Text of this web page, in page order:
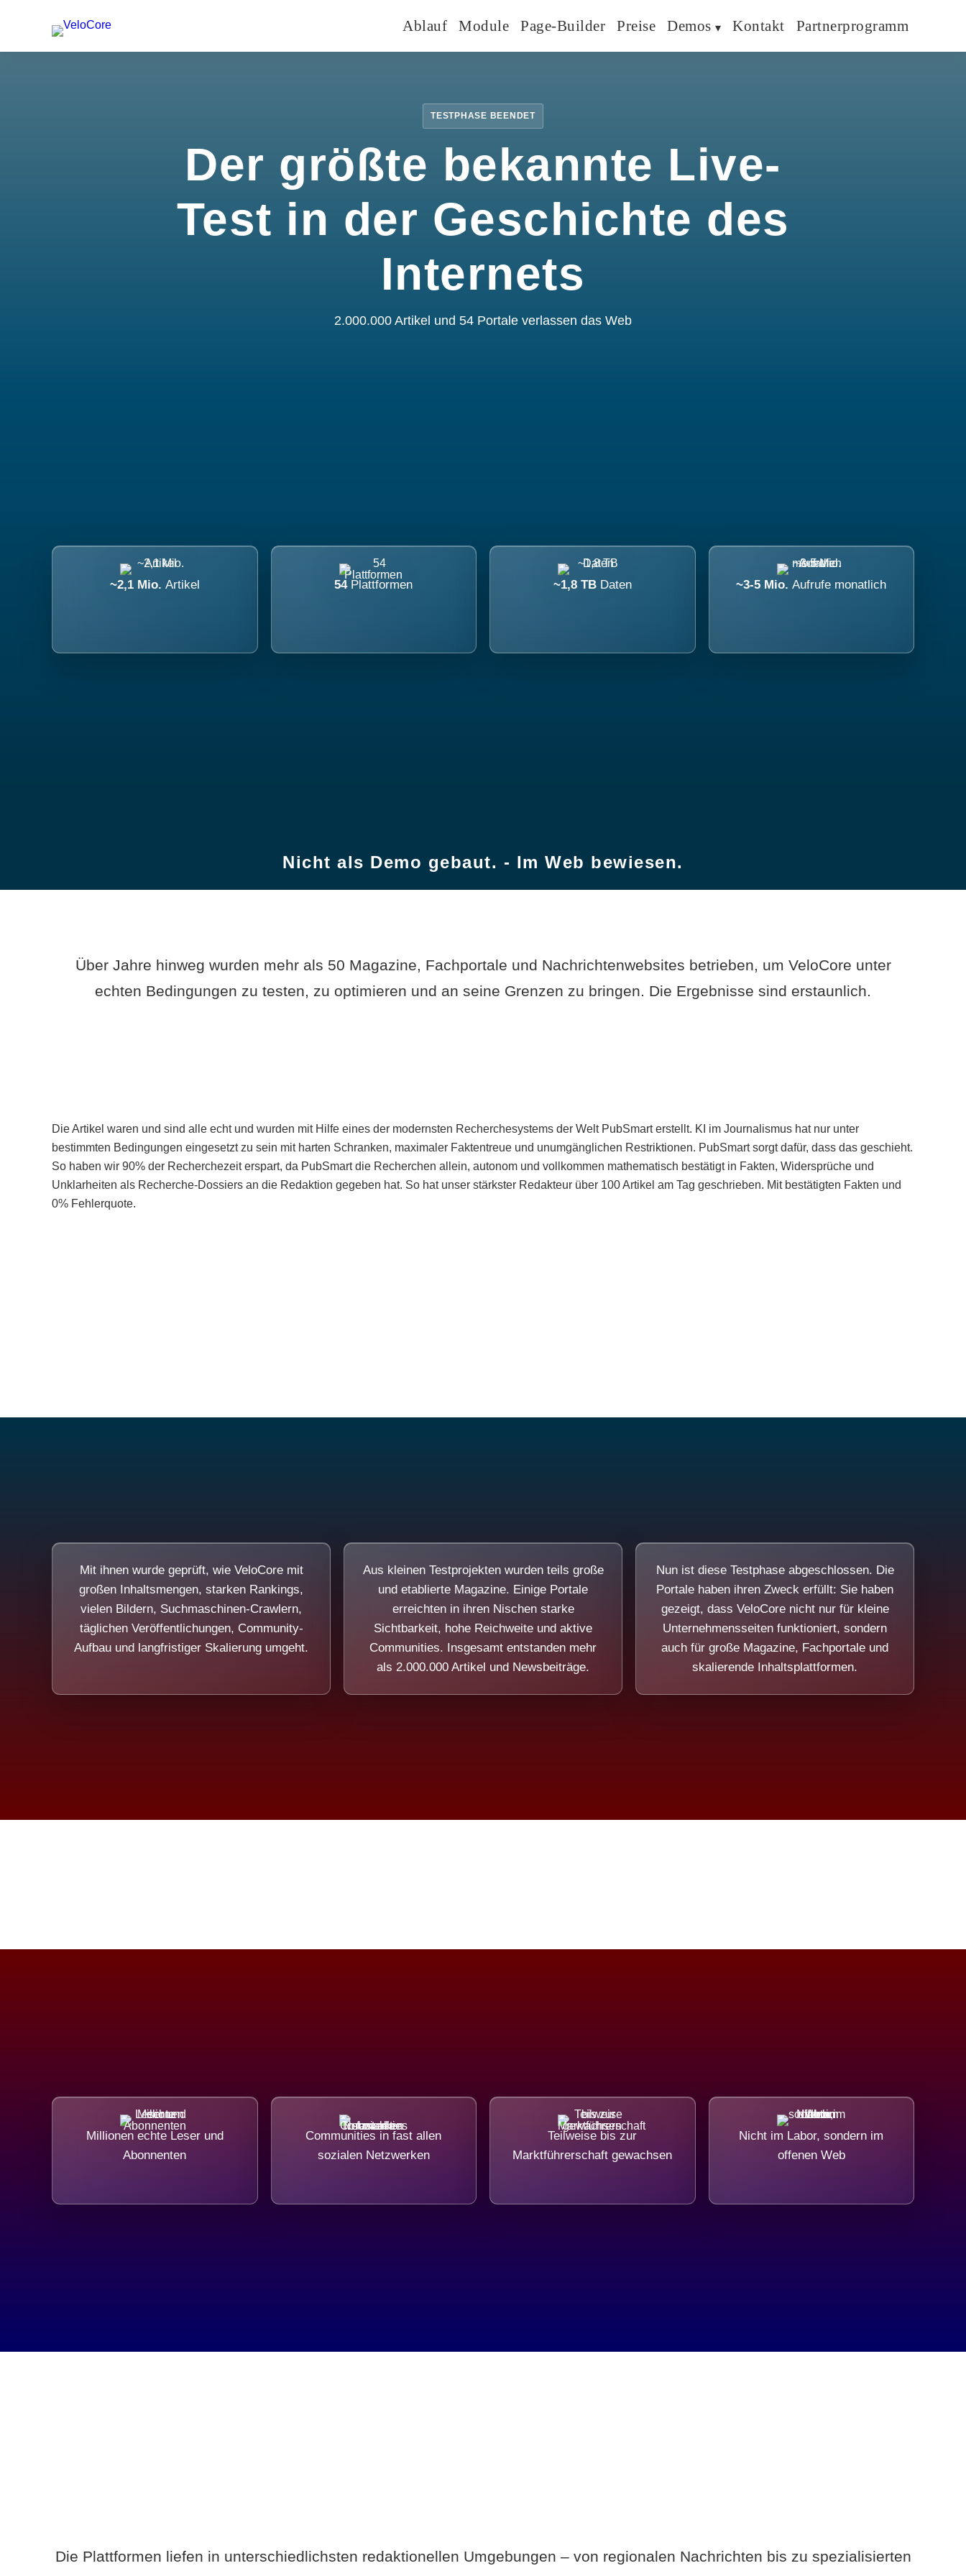
Ablauf Module Page-Builder Preise Demos Kontakt Partnerprogramm
TESTPHASE BEENDET
Der größte bekannte Live-
Test in der Geschichte des
Internets
2.000.000 Artikel und 54 Portale verlassen das Web
~2,1 Mio. Artikel 54 Plattformen ~1,8 TB Daten ~3-5 Mio.Aufrufe monatlich
Nicht als Demo gebaut. - Im Web bewiesen.
Über Jahre hinweg wurden mehr als 50 Magazine, Fachportale und Nachrichtenwebsites betrieben, um VeloCore unter
echten Bedingungen zu testen, zu optimieren und an seine Grenzen zu bringen. Die Ergebnisse sind erstaunlich.
Die Artikel waren und sind alle echt und wurden mit Hilfe eines der modernsten Recherchesystems der Welt PubSmart erstellt. KI im Journalismus hat nur unter
bestimmten Bedingungen eingesetzt zu sein mit harten Schranken, maximaler Faktentreue und unumgänglichen Restriktionen. PubSmart sorgt dafür, dass das geschieht.
So haben wir 90% der Recherchezeit erspart, da PubSmart die Recherchen allein, autonom und vollkommen mathematisch bestätigt in Fakten, Widersprüche und
Unklarheiten als Recherche-Dossiers an die Redaktion gegeben hat. So hat unser stärkster Redakteur über 100 Artikel am Tag geschrieben. Mit bestätigten Fakten und
0% Fehlerquote.
Mit ihnen wurde geprüft, wie VeloCore mit
großen Inhaltsmengen, starken Rankings,
vielen Bildern, Suchmaschinen-Crawlern,
täglichen Veröffentlichungen, Community-
Aufbau und langfristiger Skalierung umgeht.
Aus kleinen Testprojekten wurden teils große
und etablierte Magazine. Einige Portale
erreichten in ihren Nischen starke
Sichtbarkeit, hohe Reichweite und aktive
Communities. Insgesamt entstanden mehr
als 2.000.000 Artikel und Newsbeiträge.
Nun ist diese Testphase abgeschlossen. Die
Portale haben ihren Zweck erfüllt: Sie haben
gezeigt, dass VeloCore nicht nur für kleine
Unternehmensseiten funktioniert, sondern
auch für große Magazine, Fachportale und
skalierende Inhaltsplattformen.
Millionen echte Leser und
Abonnenten
Communities in fast allen
sozialen Netzwerken
Teilweise bis zur
Marktführerschaft gewachsen
Nicht im Labor, sondern im
offenen Web
Die Plattformen liefen in unterschiedlichsten redaktionellen Umgebungen – von regionalen Nachrichten bis zu spezialisierten